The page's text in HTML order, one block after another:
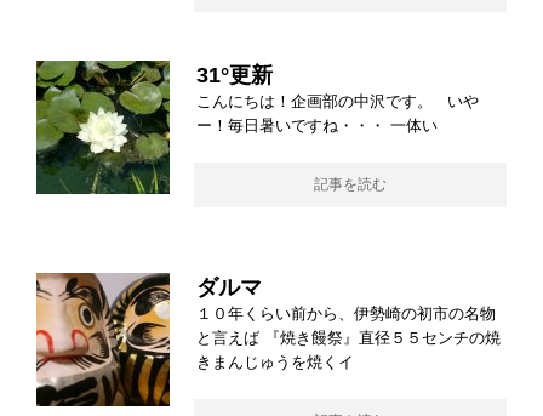
31°更新
こんにちは！企画部の中沢です。 いや
ー！毎日暑いですね・・・ 一体い
記事を読む
ダルマ
１０年くらい前から、伊勢崎の初市の名物
と言えば 『焼き饅祭』直径５５センチの焼
きまんじゅうを焼くイ